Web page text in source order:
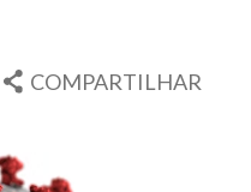
COMPARTILHAR